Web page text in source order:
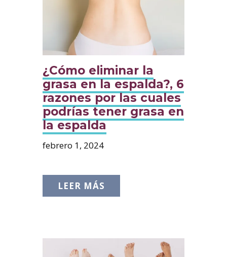
¿Cómo eliminar la
grasa en la espalda?, 6
razones por las cuales
podrías tener grasa en
la espalda
febrero 1, 2024
LEER MÁS